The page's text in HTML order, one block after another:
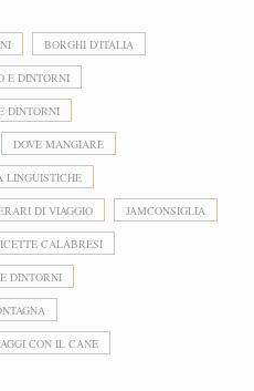
BORGHI D'ITALIA
E DINTORNI
DINTORNI
DOVE MANGIARE
LINGUISTICHE
DI VIAGGIO JAMCONSIGLIA
CALABRESI
DINTORNI
CON IL CANE